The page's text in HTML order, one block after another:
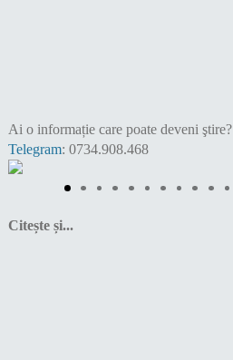
Ai o informație care poate deveni ştire?
Telegram: 0734.908.468
Citește și...